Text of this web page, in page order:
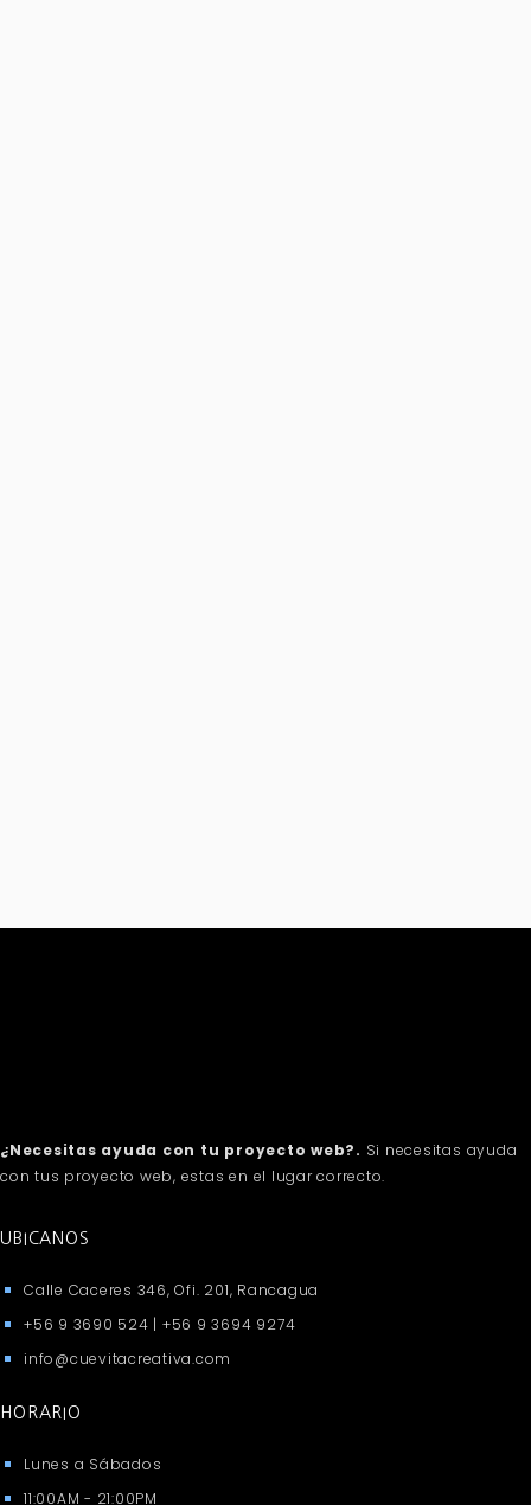
¿Necesitas ayuda con tu proyecto web?. Si necesitas ayuda
con tus proyecto web, estas en el lugar correcto.
UBICANOS
Calle Caceres 346, Ofi. 201, Rancagua
+56 9 3690 524 | +56 9 3694 9274
info@cuevitacreativa.com
HORARIO
Lunes a Sábados
11:00AM - 21:00PM